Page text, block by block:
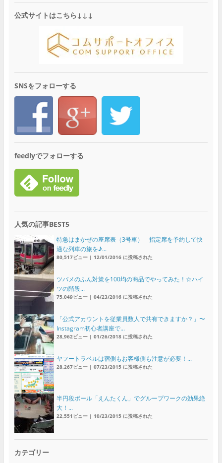
公式サイトはこちら↓↓↓
SNSをフォローする
feedlyでフォローする
人気の記事BEST5
特急はまかぜの座席表（3号車） 指定席を予約して快
適な列車の旅を♪...
80,517ビュー| 12/01/2016 に投稿された
ツバメのふん対策を100均の商品でやってみた！☆ハイ
ツの階段...
75,049ビュー| 04/23/2016 に投稿された
「公式アカウントを従業員数人で共有できますか？」〜
Instagram初心者講座で...
28,962ビュー| 01/26/2018 に投稿された
ヤフートラベルは宿側もお客様側も注意が必要！...
28,267ビュー| 07/23/2015 に投稿された
半円段ボール「えんたくん」でグループワークの効果絶
大！...
22,551ビュー| 10/23/2015 に投稿された
カテゴリー